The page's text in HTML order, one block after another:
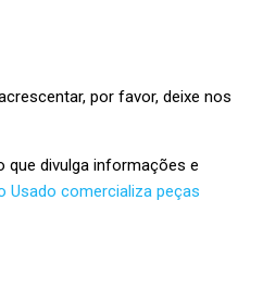
por favor, deixe nos
que divulga informações e
Usado comercializa peças